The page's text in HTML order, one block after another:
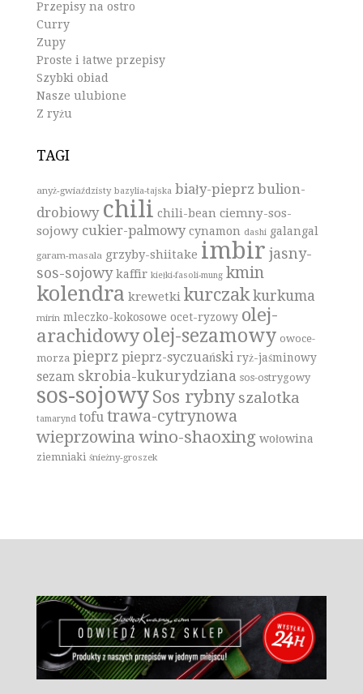
Przepisy na ostro
Curry
Zupy
Proste i łatwe przepisy
Szybki obiad
Nasze ulubione
Z ryżu
TAGI
anyż-gwiaździsty bazylia-tajska biały-pieprz bulion-
drobiowy chili chili-bean ciemny-sos-
sojowy cukier-palmowy cynamon dashi galangal
garam-masala grzyby-shiitake imbir jasny-
sos-sojowy kaffir kiełki-fasoli-mung kmin
kolendra krewetki kurczak kurkuma
mirin mleczko-kokosowe ocet-ryzowy olej-
arachidowy olej-sezamowy owoce-
morza pieprz pieprz-syczuański ryż-jaśminowy
sezam skrobia-kukurydziana sos-ostrygowy
sos-sojowy Sos rybny szalotka
tamarynd tofu trawa-cytrynowa
wieprzowina wino-shaoxing wołowina
ziemniaki śnieżny-groszek